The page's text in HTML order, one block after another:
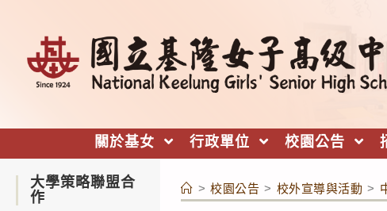
關於基女 行政單位 校園公告
> 校園公告 > 校外宣導與活動 >
大學策略聯盟合
作